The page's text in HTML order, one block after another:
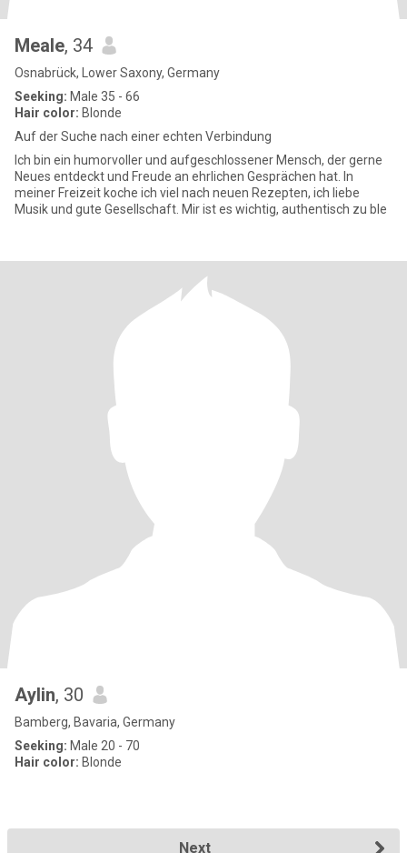
Meale, 34
Osnabrück, Lower Saxony, Germany
Seeking: Male 35 - 66
Hair color: Blonde
Auf der Suche nach einer echten Verbindung
Ich bin ein humorvoller und aufgeschlossener Mensch, der gerne
Neues entdeckt und Freude an ehrlichen Gesprächen hat. In
meiner Freizeit koche ich viel nach neuen Rezepten, ich liebe
Musik und gute Gesellschaft. Mir ist es wichtig, authentisch zu ble
Aylin, 30
Bamberg, Bavaria, Germany
Seeking: Male 20 - 70
Hair color: Blonde
Next